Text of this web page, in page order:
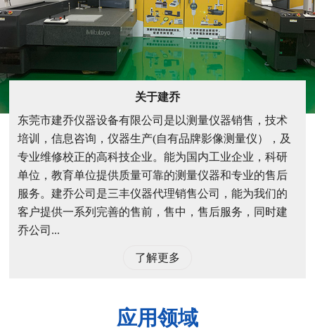
关于建乔
东莞市建乔仪器设备有限公司是以测量仪器销售，技术
培训，信息咨询，仪器生产(自有品牌影像测量仪），及
专业维修校正的高科技企业。能为国内工业企业，科研
单位，教育单位提供质量可靠的测量仪器和专业的售后
服务。建乔公司是三丰仪器代理销售公司，能为我们的
客户提供一系列完善的售前，售中，售后服务，同时建
乔公司...
了解更多
应用领域